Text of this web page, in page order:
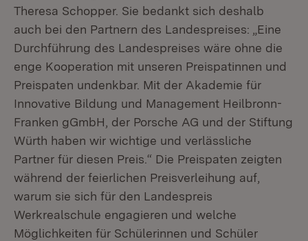
Theresa Schopper. Sie bedankt sich deshalb
auch bei den Partnern des Landespreises: „Eine
Durchführung des Landespreises wäre ohne die
enge Kooperation mit unseren Preispatinnen und
Preispaten undenkbar. Mit der Akademie für
Innovative Bildung und Management Heilbronn-
Franken gGmbH, der Porsche AG und der Stiftung
Würth haben wir wichtige und verlässliche
Partner für diesen Preis.“ Die Preispaten zeigten
während der feierlichen Preisverleihung auf,
warum sie sich für den Landespreis
Werkrealschule engagieren und welche
Möglichkeiten für Schülerinnen und Schüler